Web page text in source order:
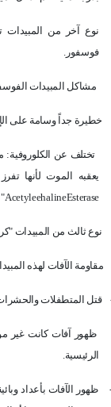
نوع آخر من المبيدات
فوسفور.
مشاكل المبيدات
خطيرة جداً وسامة على
تختلف عن
يعقبه الموت لأنها
AcetyleehalineEsterase
"
نوع ثالث من المبيدات
مقاومة الآفات لهذه
قتل المتطفلات والحشرات
ظهور آفات كانت غير
الرئيسية.
ظهور الآفات بأعداد